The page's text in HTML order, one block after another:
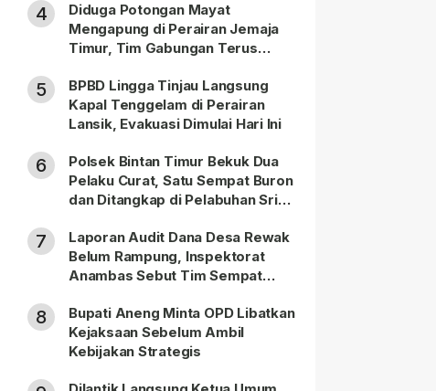
4
Diduga Potongan Mayat
Mengapung di Perairan Jemaja
Timur, Tim Gabungan Terus
5
BPBD Lingga Tinjau Langsung
Kapal Tenggelam di Perairan
Lansik, Evakuasi Dimulai Hari Ini
6
Polsek Bintan Timur Bekuk Dua
Pelaku Curat, Satu Sempat Buron
dan Ditangkap di Pelabuhan Sri
7
Laporan Audit Dana Desa Rewak
Belum Rampung, Inspektorat
Anambas Sebut Tim Sempat
8
Bupati Aneng Minta OPD Libatkan
Kejaksaan Sebelum Ambil
Kebijakan Strategis